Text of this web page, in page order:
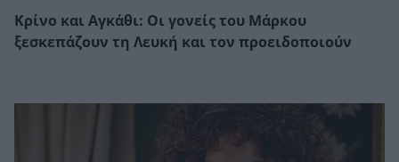
Κρίνο και Αγκάθι: Οι γονείς του Μάρκου
ξεσκεπάζουν τη Λευκή και τον προειδοποιούν